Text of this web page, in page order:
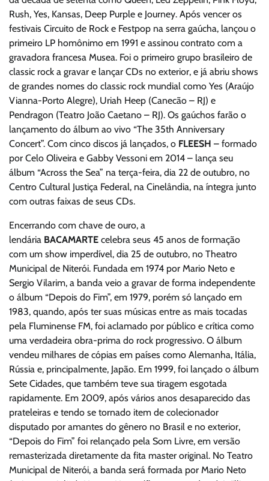
Rush, Yes, Kansas, Deep Purple e Journey. Após vencer os
festivais Circuito de Rock e Festpop na serra gaúcha, lançou o
primeiro LP homônimo em 1991 e assinou contrato com a
gravadora francesa Musea. Foi o primeiro grupo brasileiro de
classic rock a gravar e lançar CDs no exterior, e já abriu shows
de grandes nomes do classic rock mundial como Yes (Araújo
Vianna-Porto Alegre), Uriah Heep (Canecão – RJ) e
Pendragon (Teatro João Caetano – RJ). Os gaúchos farão o
lançamento do álbum ao vivo “The 35th Anniversary
Concert”. Com cinco discos já lançados, o FLEESH – formado
por Celo Oliveira e Gabby Vessoni em 2014 – lança seu
álbum “Across the Sea” na terça-feira, dia 22 de outubro, no
Centro Cultural Justiça Federal, na Cinelândia, na íntegra junto
com outras faixas de seus CDs.
Encerrando com chave de ouro, a
lendária BACAMARTE celebra seus 45 anos de formação
com um show imperdível, dia 25 de outubro, no Theatro
Municipal de Niterói. Fundada em 1974 por Mario Neto e
Sergio Vilarim, a banda veio a gravar de forma independente
o álbum “Depois do Fim”, em 1979, porém só lançado em
1983, quando, após ter suas músicas entre as mais tocadas
pela Fluminense FM, foi aclamado por público e crítica como
uma verdadeira obra-prima do rock progressivo. O álbum
vendeu milhares de cópias em países como Alemanha, Itália,
Rússia e, principalmente, Japão. Em 1999, foi lançado o álbum
Sete Cidades, que também teve sua tiragem esgotada
rapidamente. Em 2009, após vários anos desaparecido das
prateleiras e tendo se tornado item de colecionador
disputado por amantes do gênero no Brasil e no exterior,
“Depois do Fim” foi relançado pela Som Livre, em versão
remasterizada diretamente da fita master original. No Teatro
Municipal de Niterói, a banda será formada por Mario Neto